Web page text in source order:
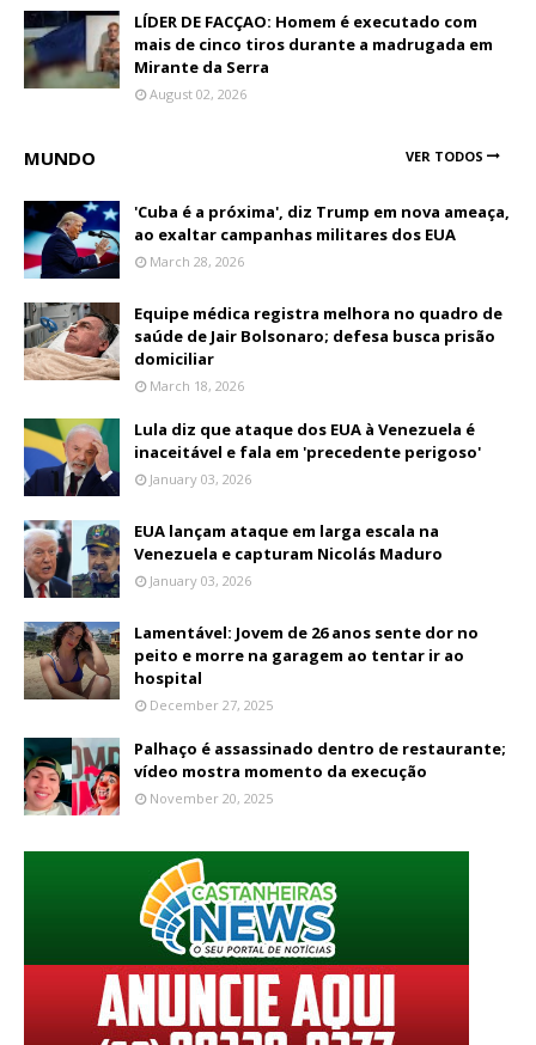
LÍDER DE FACÇAO: Homem é executado com
mais de cinco tiros durante a madrugada em
Mirante da Serra
August 02, 2026
MUNDO VER TODOS
'Cuba é a próxima', diz Trump em nova ameaça,
ao exaltar campanhas militares dos EUA
March 28, 2026
Equipe médica registra melhora no quadro de
saúde de Jair Bolsonaro; defesa busca prisão
domiciliar
March 18, 2026
Lula diz que ataque dos EUA à Venezuela é
inaceitável e fala em 'precedente perigoso'
January 03, 2026
EUA lançam ataque em larga escala na
Venezuela e capturam Nicolás Maduro
January 03, 2026
Lamentável: Jovem de 26 anos sente dor no
peito e morre na garagem ao tentar ir ao
hospital
December 27, 2025
Palhaço é assassinado dentro de restaurante;
vídeo mostra momento da execução
November 20, 2025